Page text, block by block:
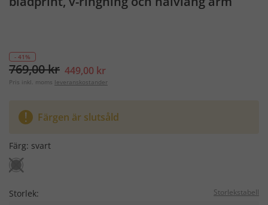
- 41%
769,00 kr 449,00 kr
Pris inkl. moms leveranskostander
Färgen är slutsåld
Färg: svart
Storlek: Storlekstabell